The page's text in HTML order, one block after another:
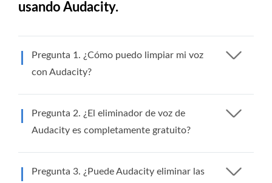
usando Audacity.
Pregunta 1. ¿Cómo puedo limpiar mi voz
con Audacity?
Pregunta 2. ¿El eliminador de voz de
Audacity es completamente gratuito?
Pregunta 3. ¿Puede Audacity eliminar las